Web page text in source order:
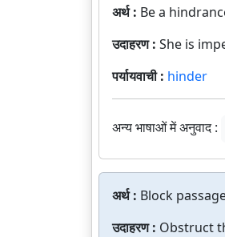
अर्थ : Be a
उदाहरण : She is
पर्यायवाची : hinder
अन्य भाषाओं में अनुवाद :
अर्थ : Block
उदाहरण : Obstruct